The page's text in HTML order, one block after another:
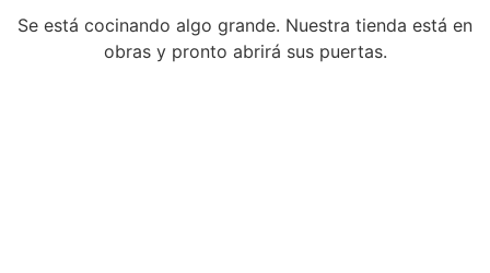
Se está cocinando algo grande. Nuestra tienda está en
obras y pronto abrirá sus puertas.